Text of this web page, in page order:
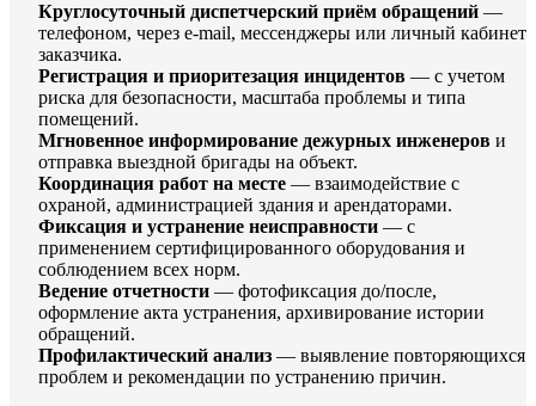
Круглосуточный диспетчерский приём обращений —
телефоном, через e-mail, мессенджеры или личный кабинет
заказчика.
Регистрация и приоритезация инцидентов — с учетом
риска для безопасности, масштаба проблемы и типа
помещений.
Мгновенное информирование дежурных инженеров и
отправка выездной бригады на объект.
Координация работ на месте — взаимодействие с
охраной, администрацией здания и арендаторами.
Фиксация и устранение неисправности — с
применением сертифицированного оборудования и
соблюдением всех норм.
Ведение отчетности — фотофиксация до/после,
оформление акта устранения, архивирование истории
обращений.
Профилактический анализ — выявление повторяющихся
проблем и рекомендации по устранению причин.